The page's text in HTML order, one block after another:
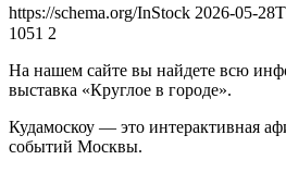
https://schema.org/InStock 2026-05-
1051 2
На нашем сайте вы найдете всю
выставка «Круглое в городе».
Кудамоскоу — это интерактивная
событий Москвы.